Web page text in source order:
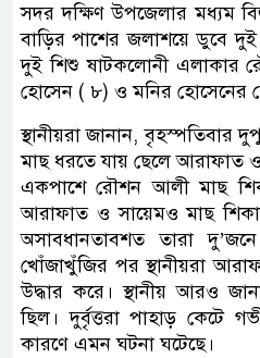
সদর দক্ষিণ উপজেলার মধ্যম
বাড়ির পাশের জলাশয়ে ডুবে
দুই শিশু ষাটকলোনী এলাকার
হোসেন ( ৮) ও মনির হোসেনের
স্থানীয়রা জানান, বৃহস্পতিবার
মাছ ধরতে যায় ছেলে আরাফাত
একপাশে রৌশন আলী মাছ
আরাফাত ও সায়েমও মাছ
অসাবধানতাবশত তারা
খোঁজাখুঁজির পর স্থানীয়রা
উদ্ধার করে। স্থানীয় আরও
ছিল। দুর্বৃত্তরা পাহাড় কেটে
কারণে এমন ঘটনা ঘটেছে।